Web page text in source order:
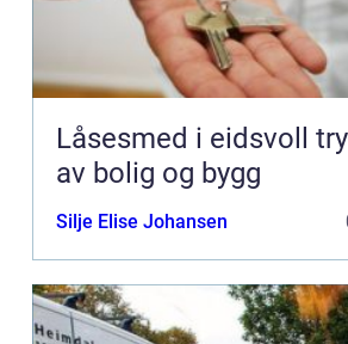
Låsesmed i eidsvoll trygg sikring
av bolig og bygg
Silje Elise Johansen